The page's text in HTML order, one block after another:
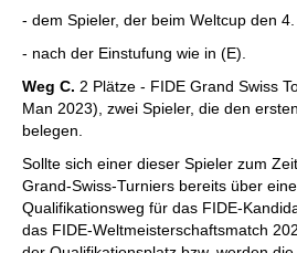
- dem Spieler, der beim Weltcup den
- nach der Einstufung wie in (E).
Weg C. 2 Plätze - FIDE Grand Swiss
Man 2023), zwei Spieler, die den
belegen.
Sollte sich einer dieser Spieler zum
Grand-Swiss-Turniers bereits über
Qualifikationsweg für das FIDE-
das FIDE-Weltmeisterschaftsmatch